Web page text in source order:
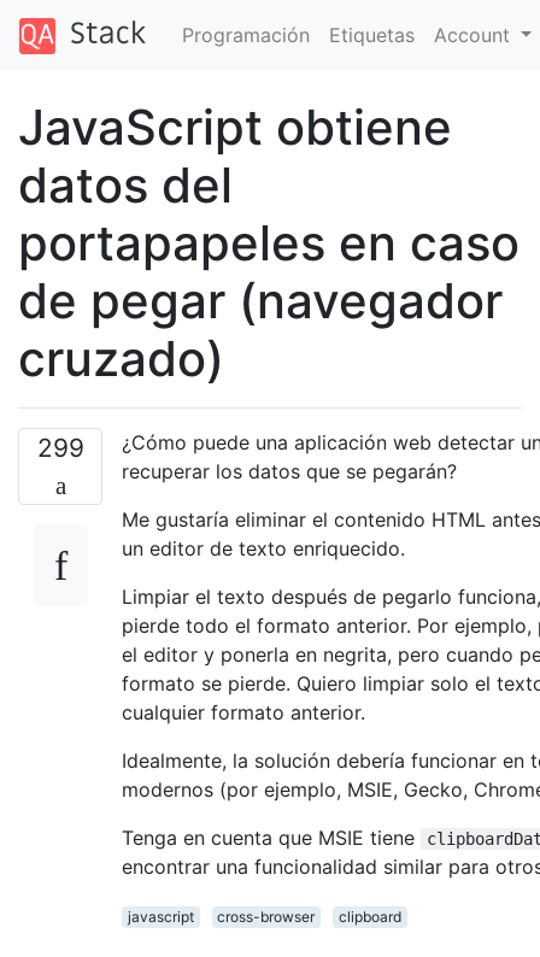
Programación Etiquetas Account
JavaScript obtiene
datos del
portapapeles en caso
de pegar (navegador
cruzado)
299
¿Cómo puede una aplicación web detectar
recuperar los datos que se pegarán?
Me gustaría eliminar el contenido HTML
un editor de texto enriquecido.
Limpiar el texto después de pegarlo
pierde todo el formato anterior. Por
el editor y ponerla en negrita, pero cuando
formato se pierde. Quiero limpiar solo el
cualquier formato anterior.
Idealmente, la solución debería funcionar en
modernos (por ejemplo, MSIE, Gecko,
Tenga en cuenta que MSIE tiene
encontrar una funcionalidad similar para
javascript cross-browser clipboard